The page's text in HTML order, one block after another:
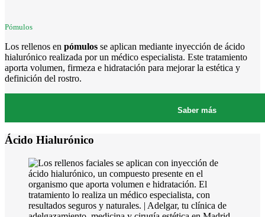
Pómulos
Los rellenos en pómulos se aplican mediante inyección de ácido
hialurónico realizada por un médico especialista. Este tratamiento
aporta volumen, firmeza e hidratación para mejorar la estética y
definición del rostro.
Saber más
Ácido Hialurónico